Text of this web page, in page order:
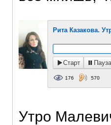
Рита Казакова.
Старт Пауза
176 570
Утро